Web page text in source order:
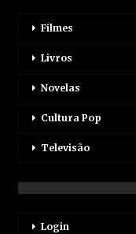
Filmes
Livros
Novelas
Cultura Pop
Televisão
Login